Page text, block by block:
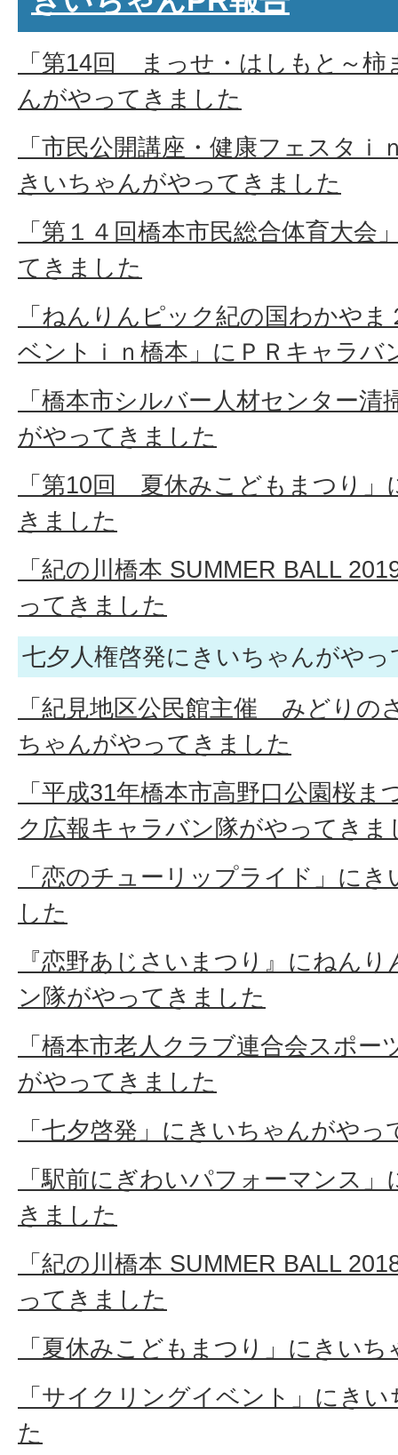
「第14回 まっせ・はしもと～柿
んがやってきました
「市民公開講座・健康フェスタ
きいちゃんがやってきました
「第１４回橋本市民総合体育大
てきました
「ねんりんピック紀の国わかや
ベントｉｎ橋本」にＰＲキャラバ
「橋本市シルバー人材センター
がやってきました
「第10回 夏休みこどもまつり
きました
「紀の川橋本 SUMMER BALL
ってきました
七夕人権啓発にきいちゃんがや
「紀見地区公民館主催 みどりの
ちゃんがやってきました
「平成31年橋本市高野口公園桜
ク広報キャラバン隊がやってきま
「恋のチューリップライド」に
した
『恋野あじさいまつり』にねん
ン隊がやってきました
「橋本市老人クラブ連合会スポ
がやってきました
「七夕啓発」にきいちゃんがやっ
「駅前にぎわいパフォーマンス
きました
「紀の川橋本 SUMMER BALL
ってきました
「夏休みこどもまつり」にきい
「サイクリングイベント」にき
た